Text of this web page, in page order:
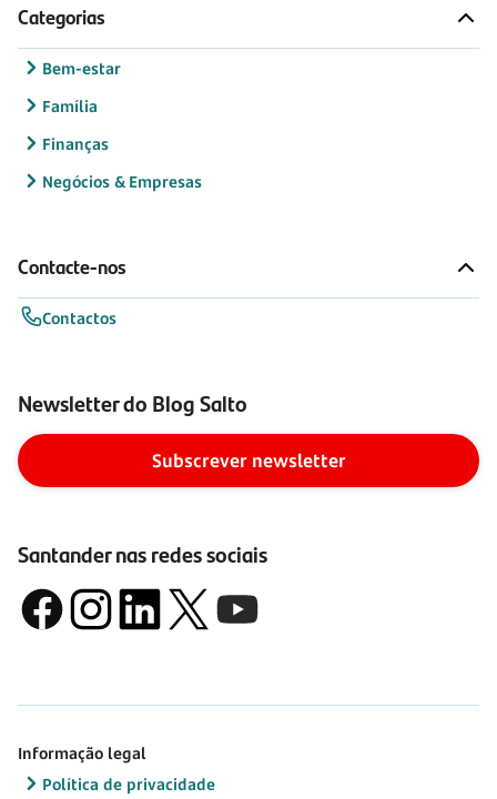
Categorias
Bem-estar
Família
Finanças
Negócios & Empresas
Contacte-nos
Contactos
Newsletter do Blog Salto
Subscrever newsletter
Santander nas redes sociais
Informação legal
Política de privacidade